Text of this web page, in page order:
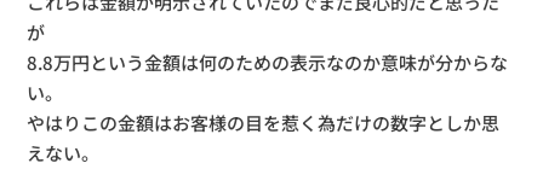
が
8.8万円という金額は何のための表示なのか意味が分からな
い。
やはりこの金額はお客様の目を惹く為だけの数字としか思
えない。